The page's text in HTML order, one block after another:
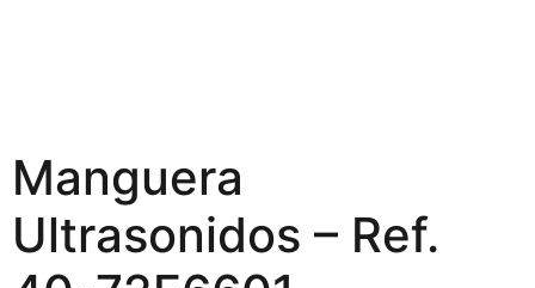
Manguera
Ultrasonidos – Ref.